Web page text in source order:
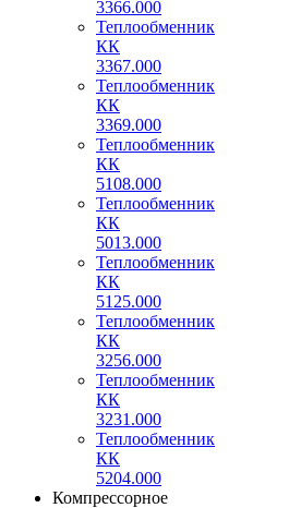
3366.000
Теплообменник
КК
3367.000
Теплообменник
КК
3369.000
Теплообменник
КК
5108.000
Теплообменник
КК
5013.000
Теплообменник
КК
5125.000
Теплообменник
КК
3256.000
Теплообменник
КК
3231.000
Теплообменник
КК
5204.000
Компрессорное